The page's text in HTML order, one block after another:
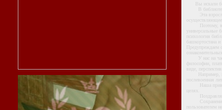
Вы искали
В библиотеке
Эта взрослая
Поэтому, в
универсальные
психология
башкортостана
Предупреждаем
У нас на
философии,
виде,
Например, в
послевоенная
Наша
целях.
Сохранение
пользователем